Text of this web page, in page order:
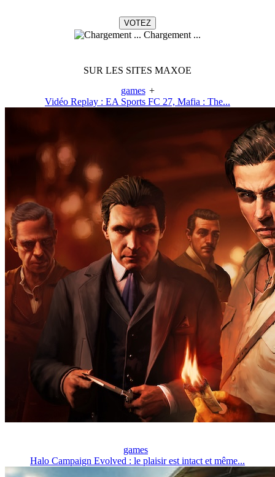
Chargement ...
SUR LES SITES MAXOE
games +
Vidéo Replay : EA Sports FC 27, Mafia : The...
games
Halo Campaign Evolved : le plaisir est intact et même...